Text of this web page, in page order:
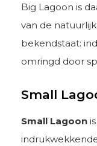
Big Lagoon is
van de
bekendstaat:
omringd door
Small
Small Lagoon